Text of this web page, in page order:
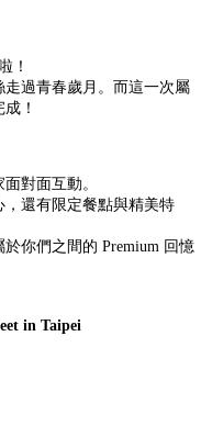
！
過青春歲月。而這一次屬
！
對面互動。
還有限定餐點與精美特
你們之間的 Premium 回憶
in Taipei